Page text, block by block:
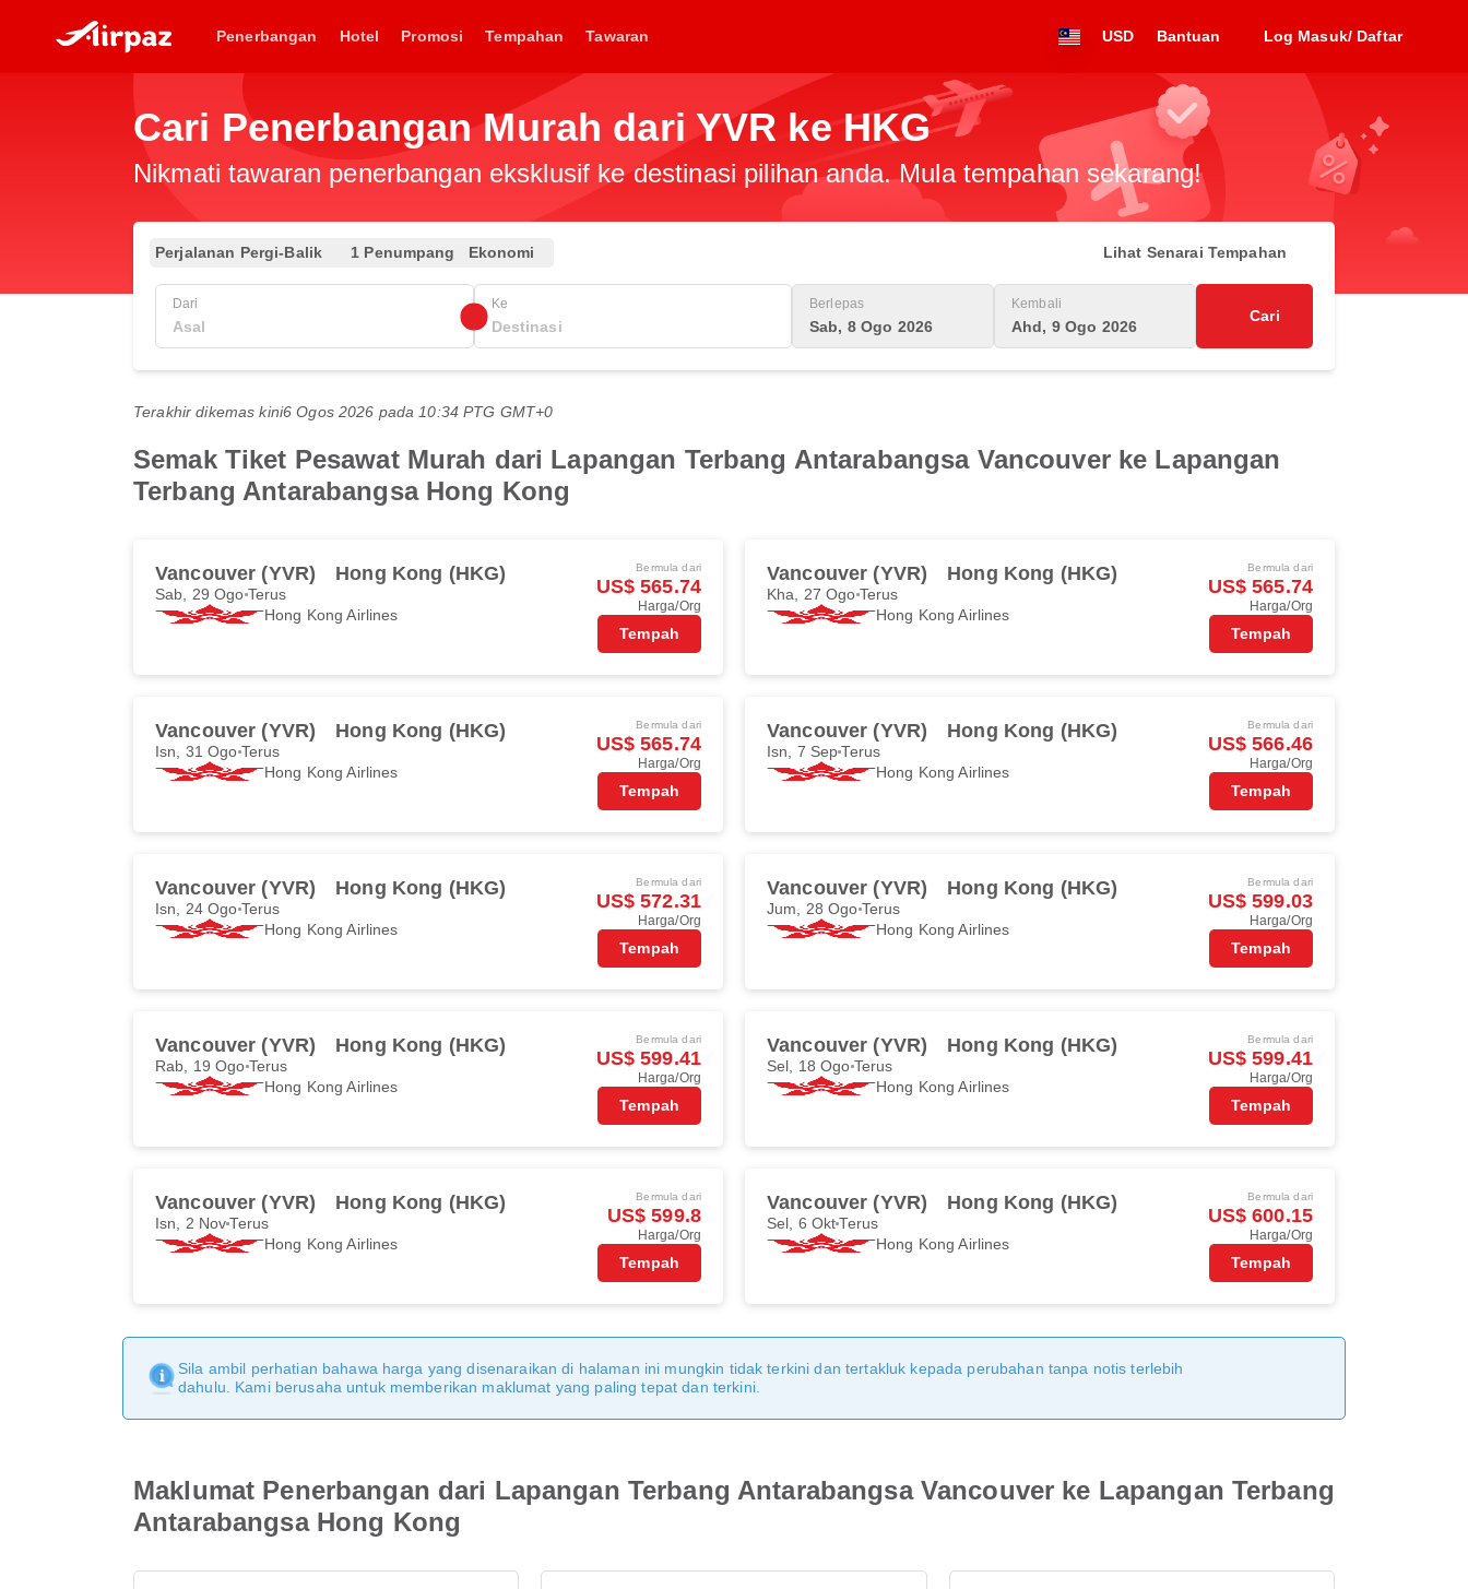
Penerbangan Hotel Promosi Tempahan Tawaran USD Bantuan Log Masuk/ Daftar
Cari Penerbangan Murah dari YVR ke HKG
Nikmati tawaran penerbangan eksklusif ke destinasi pilihan anda. Mula tempahan sekarang!
Perjalanan Pergi-Balik 1 Penumpang Ekonomi Lihat Senarai Tempahan
Dari Ke Berlepas
Sab, 8 Ogo 2026
Kembali
Ahd, 9 Ogo 2026
Cari
Terakhir dikemas kini6 Ogos 2026 pada 10:34 PTG GMT+0
Semak Tiket Pesawat Murah dari Lapangan Terbang Antarabangsa Vancouver ke Lapangan
Terbang Antarabangsa Hong Kong
Vancouver (YVR) Hong Kong (HKG)
Sab, 29 Ogo Terus
Hong Kong Airlines
Bermula dari
US$ 565.74
Harga/Org
Tempah
Vancouver (YVR) Hong Kong (HKG)
Kha, 27 Ogo Terus
Hong Kong Airlines
Bermula dari
US$ 565.74
Harga/Org
Tempah
Vancouver (YVR) Hong Kong (HKG)
Isn, 31 Ogo Terus
Hong Kong Airlines
Bermula dari
US$ 565.74
Harga/Org
Tempah
Vancouver (YVR) Hong Kong (HKG)
Isn, 7 SepTerus
Hong Kong Airlines
Bermula dari
US$ 566.46
Harga/Org
Tempah
Vancouver (YVR) Hong Kong (HKG)
Isn, 24 Ogo Terus
Hong Kong Airlines
Bermula dari
US$ 572.31
Harga/Org
Tempah
Vancouver (YVR) Hong Kong (HKG)
Jum, 28 Ogo Terus
Hong Kong Airlines
Bermula dari
US$ 599.03
Harga/Org
Tempah
Vancouver (YVR) Hong Kong (HKG)
Rab, 19 Ogo Terus
Hong Kong Airlines
Bermula dari
US$ 599.41
Harga/Org
Tempah
Vancouver (YVR) Hong Kong (HKG)
Sel, 18 Ogo Terus
Hong Kong Airlines
Bermula dari
US$ 599.41
Harga/Org
Tempah
Vancouver (YVR) Hong Kong (HKG)
Isn, 2 NovTerus
Hong Kong Airlines
Bermula dari
US$ 599.8
Harga/Org
Tempah
Vancouver (YVR) Hong Kong (HKG)
Sel, 6 OktTerus
Hong Kong Airlines
Bermula dari
US$ 600.15
Harga/Org
Tempah
Sila ambil perhatian bahawa harga yang disenaraikan di halaman ini mungkin tidak terkini dan tertakluk kepada perubahan tanpa notis terlebih
dahulu. Kami berusaha untuk memberikan maklumat yang paling tepat dan terkini.
Maklumat Penerbangan dari Lapangan Terbang Antarabangsa Vancouver ke Lapangan Terbang
Antarabangsa Hong Kong